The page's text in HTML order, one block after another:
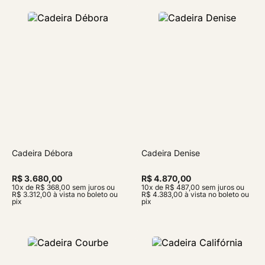
Cadeira Débora
R$ 3.680,00
10x de R$ 368,00 sem juros ou
R$ 3.312,00 à vista no boleto ou
pix
Cadeira Denise
R$ 4.870,00
10x de R$ 487,00 sem juros ou
R$ 4.383,00 à vista no boleto ou
pix